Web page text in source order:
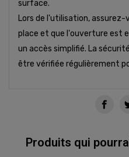
surface.
Lors de l'utilisation, assurez-
place et que l'ouverture est
un accès simplifié. La
être vérifiée régulièrement
Produits qui